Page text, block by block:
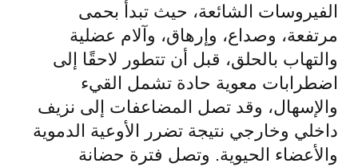
الفيروسات الشائعة، حيث تبدأ بحمى
مرتفعة، وصداع، وإرهاق، وآلام عضلية
والتهاب بالحلق، قبل أن تتطور لاحقًا إلى
اضطرابات معوية حادة تشمل القيء
والإسهال، وقد تصل المضاعفات إلى نزيف
داخلي وخارجي نتيجة تضرر الأوعية الدموية
والأعضاء الحيوية. وتصل فترة حضانة